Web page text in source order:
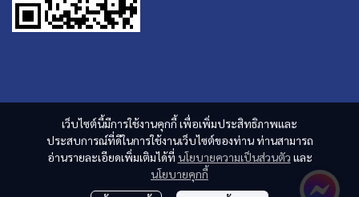
เว็บไซต์นี้มีการใช้งานคุกกี้ เพื่อเพิ่มประสิทธิภาพและ
ประสบการณ์ที่ดีในการใช้งานเว็บไซต์ของท่าน ท่านสามารถ
อ่านรายละเอียดเพิ่มเติมได้ที่ นโยบายความเป็นส่วนตัว และ
นโยบายคุกกี้